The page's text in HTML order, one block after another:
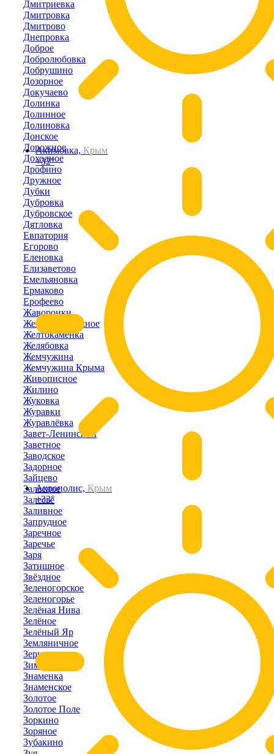
Акимовка, Крым
+32°
Акрополис, Крым
+33°
Дмитриевка
Дмитровка
Дмитрово
Днепровка
Доброе
Добролюбовка
Добрушино
Дозорное
Докучаево
Долинка
Долинное
Долиновка
Донское
Дорожное
Доходное
Дрофино
Дружное
Дубки
Дубровка
Дубровское
Дятловка
Евпатория
Егорово
Еленовка
Елизаветово
Емельяновка
Ермаково
Ерофеево
Жаворонки
Железнодорожное
Желтокаменка
Желябовка
Жемчужина
Жемчужина Крыма
Живописное
Жилино
Жуковка
Журавки
Журавлёвка
Завет-Ленинский
Заветное
Заводское
Задорное
Зайцево
Залесное
Залесье
Заливное
Запрудное
Заречное
Заречье
Заря
Затишное
Звёздное
Зеленогорское
Зеленогорье
Зелёная Нива
Зелёное
Зелёный Яр
Земляничное
Зерновое
Зимино
Знаменка
Знаменское
Золотое
Золотое Поле
Зоркино
Зоряное
Зубакино